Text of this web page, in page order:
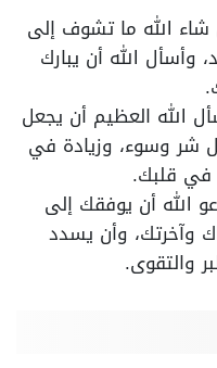
شاء الله ما تشوف إلى
وأسأل الله أن يبارك
الله العظيم أن يجعل
شر وسوء، وزيادة في
في قلبك.
الله أن يوفقك إلى
وآخرتك، وأن يسدد
والتقوى.